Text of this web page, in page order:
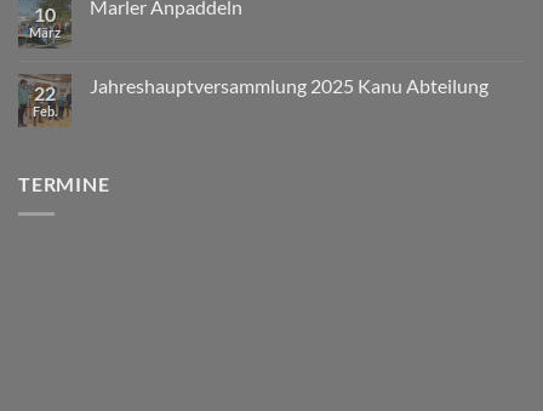
10
März
Marler Anpaddeln
22
Feb.
Jahreshauptversammlung 2025 Kanu Abteilung
TERMINE